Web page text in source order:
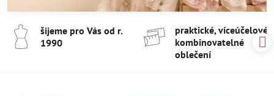
šijeme pro Vás od r​.
1990
praktické, víceúčelové
kombinovatelné
oblečení